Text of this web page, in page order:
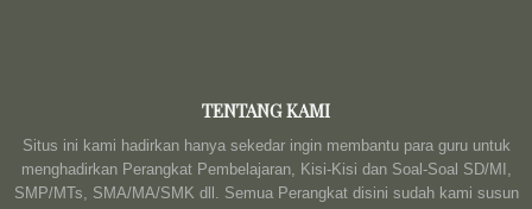
TENTANG KAMI
Situs ini kami hadirkan hanya sekedar ingin membantu para guru untuk
menghadirkan Perangkat Pembelajaran, Kisi-Kisi dan Soal-Soal SD/MI,
SMP/MTs, SMA/MA/SMK dll. Semua Perangkat disini sudah kami susun